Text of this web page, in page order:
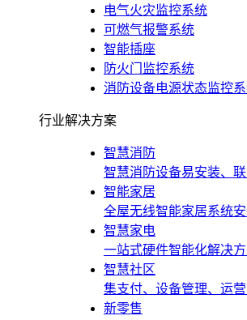
电气火灾监控系统
可燃气报警系统
智能插座
防火门监控系统
消防设备电源状态监控
行业解决方案
智慧消防
智慧消防设备易安装、
智能家居
全屋无线智能家居系统
智慧家电
一站式硬件智能化解决
智慧社区
集支付、设备管理、运
新零售